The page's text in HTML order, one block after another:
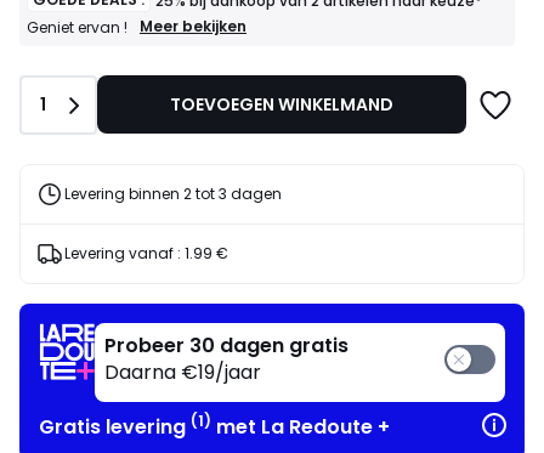
Geniet ervan !
GOEDE
artikelen
Geniet
Meer bekijken
Aantal
1 TOEVOEGEN WINKELMAND
Levering binnen 2 tot 3 dagen
Levering vanaf : 1.99 €
Probeer 30 dagen gratis
Daarna €19/jaar
Gratis levering (1) met La Redoute +